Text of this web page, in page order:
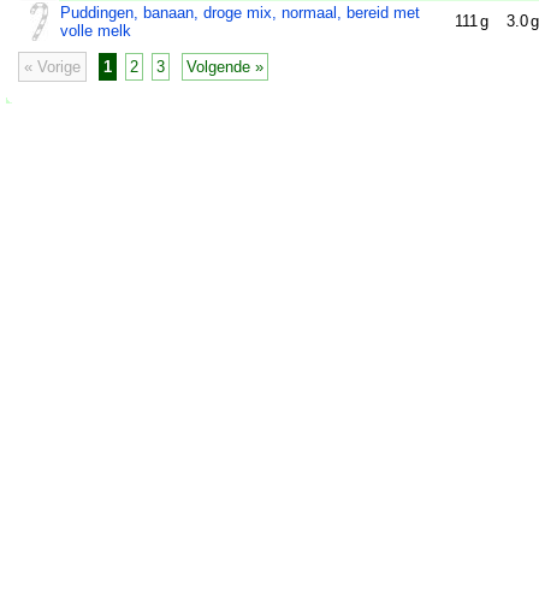
Puddingen, banaan, droge mix, normaal, bereid met
volle melk
111 g 3.0g
« Vorige 1 2 3 Volgende »